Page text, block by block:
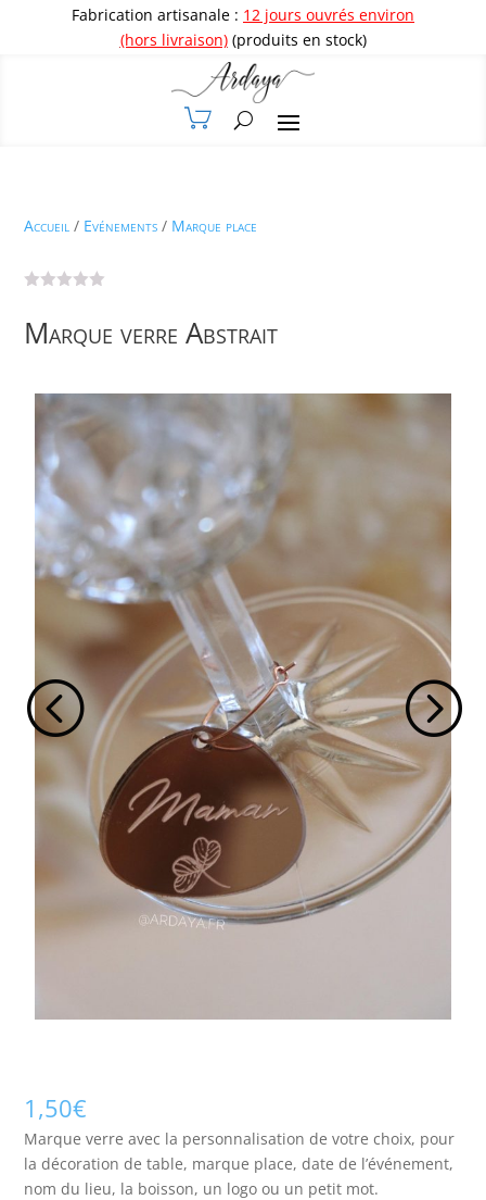
Fabrication artisanale : 12 jours ouvrés environ
(hors livraison)(produits en stock)
Accueil / Evénements / Marque place
Marque verre Abstrait
1,50€
Marque verre avec la personnalisation de votre choix, pour
la décoration de table, marque place, date de l’événement,
nom du lieu, la boisson, un logo ou un petit mot.